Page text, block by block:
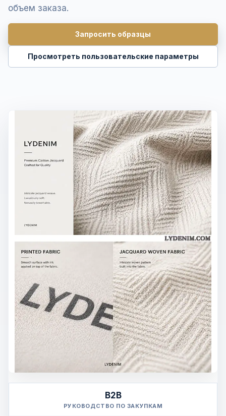
объем заказа.
Запросить образцы
Просмотреть пользовательские параметры
B2B
РУКОВОДСТВО ПО ЗАКУПКАМ